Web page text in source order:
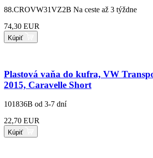
88.CROVW31VZ2B Na ceste až 3 týždne
74,30 EUR
Kúpiť
Plastová vaňa do kufra, VW
2015, Caravelle Short
101836B od 3-7 dní
22,70 EUR
Kúpiť